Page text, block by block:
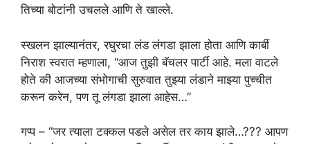
तिच्या बोटांनी उचलले आणि ते खाल्ले.
स्खलन झाल्यानंतर, रघुरचा लंड लंगडा झाला होता आणि कार्बी
निराश स्वरात म्हणाला, “आज तुझी बॅचलर पार्टी आहे. मला वाटले
होते की आजच्या संभोगाची सुरुवात तुझ्या लंडाने माझ्या पुच्चीत
करून करेन, पण तू लंगडा झाला आहेस…”
गप्प – “जर त्याला टक्कल पडले असेल तर काय झाले…??? आपण